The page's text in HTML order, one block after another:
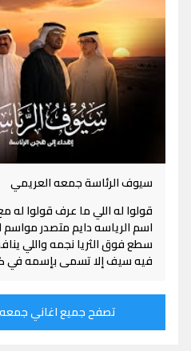
سيوف الرئاسة جمعه العريمي
قولوا له اللي ما عرف قولوا له
اسم الرياسه دايم متصدر
سطع فوق الثريا نجمه واللي
فيه سيف إلا تسمى بإسمه في
تصفح جميع اغاني جمعه